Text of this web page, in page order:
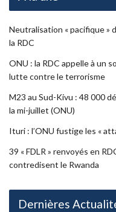
Neutralisation « pacifique »
la RDC
ONU : la RDC appelle à un
lutte contre le terrorisme
M23 au Sud-Kivu : 48 000
la mi-juillet (ONU)
Ituri : l’ONU fustige les «
39 « FDLR » renvoyés en
contredisent le Rwanda
Dernières